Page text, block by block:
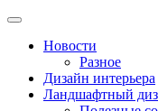
Новости
Разное
Дизайн интерьера
Ландшафтный